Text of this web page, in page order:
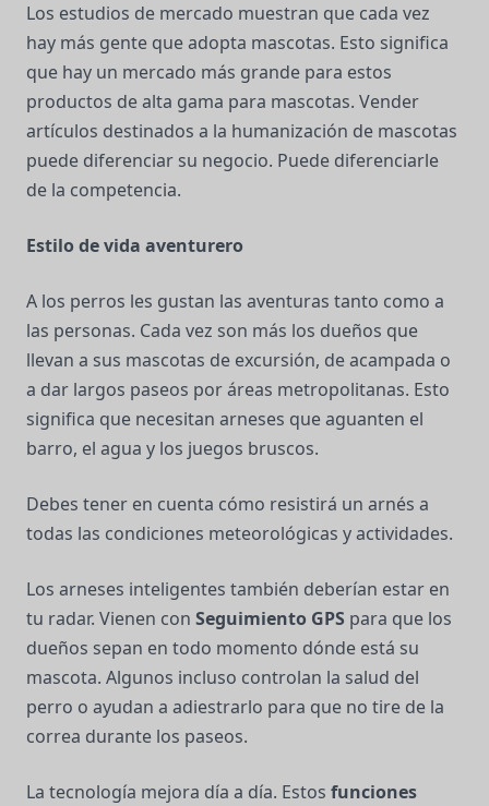
Los estudios de mercado muestran que cada vez
hay más gente que adopta mascotas. Esto significa
que hay un mercado más grande para estos
productos de alta gama para mascotas. Vender
artículos destinados a la humanización de mascotas
puede diferenciar su negocio. Puede diferenciarle
de la competencia.
Estilo de vida aventurero
A los perros les gustan las aventuras tanto como a
las personas. Cada vez son más los dueños que
llevan a sus mascotas de excursión, de acampada o
a dar largos paseos por áreas metropolitanas. Esto
significa que necesitan arneses que aguanten el
barro, el agua y los juegos bruscos.
Debes tener en cuenta cómo resistirá un arnés a
todas las condiciones meteorológicas y actividades.
Los arneses inteligentes también deberían estar en
tu radar. Vienen con Seguimiento GPS para que los
dueños sepan en todo momento dónde está su
mascota. Algunos incluso controlan la salud del
perro o ayudan a adiestrarlo para que no tire de la
correa durante los paseos.
La tecnología mejora día a día. Estos funciones